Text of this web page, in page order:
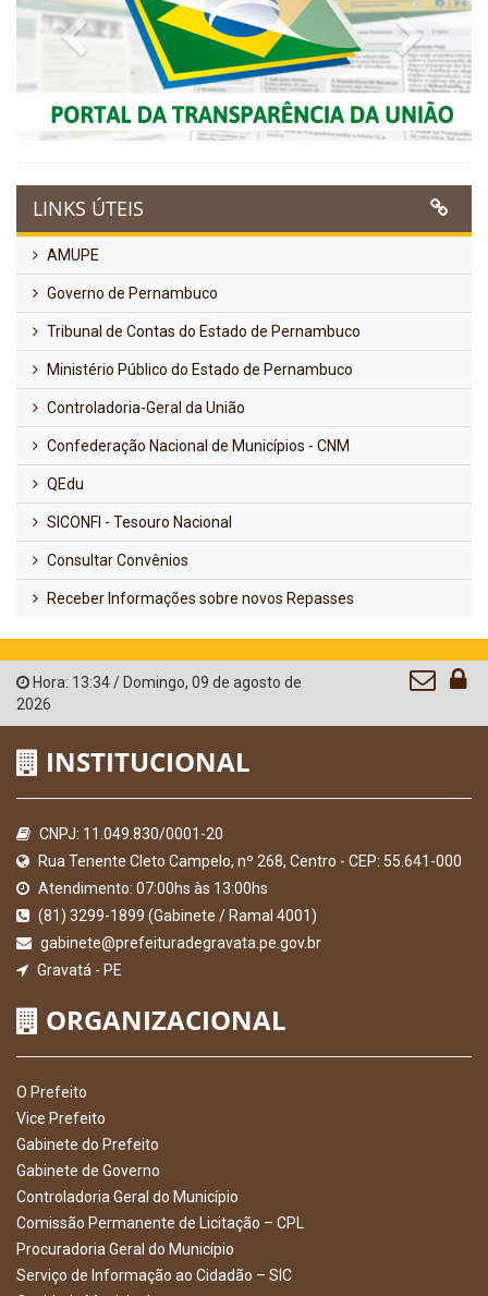
Previous Next
LINKS ÚTEIS
AMUPE
Governo de Pernambuco
Tribunal de Contas do Estado de Pernambuco
Ministério Público do Estado de Pernambuco
Controladoria-Geral da União
Confederação Nacional de Municípios - CNM
QEdu
SICONFI - Tesouro Nacional
Consultar Convênios
Receber Informações sobre novos Repasses
Hora: 13:34/ Domingo, 09 de agosto de
2026
INSTITUCIONAL
CNPJ: 11.049.830/0001-20
Rua Tenente Cleto Campelo, nº 268, Centro - CEP: 55.641-000
Atendimento: 07:00hs às 13:00hs
(81) 3299-1899 (Gabinete / Ramal 4001)
gabinete@prefeituradegravata.pe.gov.br
Gravatá - PE
ORGANIZACIONAL
O Prefeito
Vice Prefeito
Gabinete do Prefeito
Gabinete de Governo
Controladoria Geral do Município
Comissão Permanente de Licitação – CPL
Procuradoria Geral do Município
Serviço de Informação ao Cidadão – SIC